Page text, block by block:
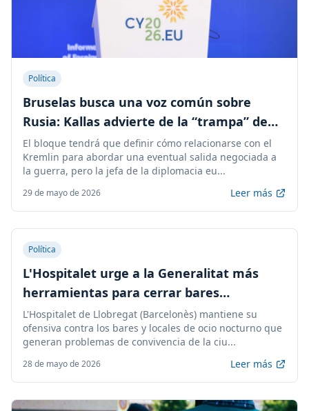
Política
Bruselas busca una voz común sobre
Rusia: Kallas advierte de la “trampa” de
elegir un negociador
El bloque tendrá que definir cómo relacionarse con el
Kremlin para abordar una eventual salida negociada a
la guerra, pero la jefa de la diplomacia eu...
29 de mayo de 2026 Leer más
Política
L'Hospitalet urge a la Generalitat más
herramientas para cerrar bares
conflictivos de ocio nocturno
L'Hospitalet de Llobregat (Barcelonès) mantiene su
ofensiva contra los bares y locales de ocio nocturno que
generan problemas de convivencia de la ciu...
28 de mayo de 2026 Leer más